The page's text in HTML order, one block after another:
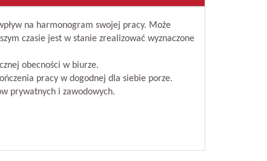
na harmonogram swojej pracy. Może
czasie jest w stanie zrealizować wyznaczone
obecności w biurze.
pracy w dogodnej dla siebie porze.
prywatnych i zawodowych.